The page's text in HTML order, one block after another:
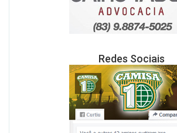
Redes Sociais